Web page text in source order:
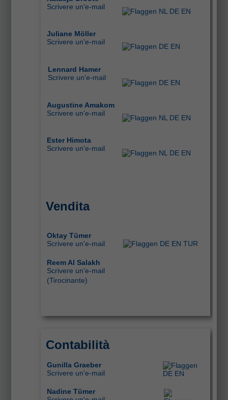
Scrivere un'e-mail
Juliane Möller
Scrivere un'e-mail
Lennard Hamer
Scrivere un'e-mail
Augustine Amakom
Scrivere un'e-mail
Ester Himota
Scrivere un'e-mail
Vendita
Oktay Tümer
Scrivere un'e-mail
Reem Al Salakh
Scrivere un'e-mail
(Tirocinante)
Contabilità
Gunilla Graeber
Scrivere un'e-mail
Nadine Tümer